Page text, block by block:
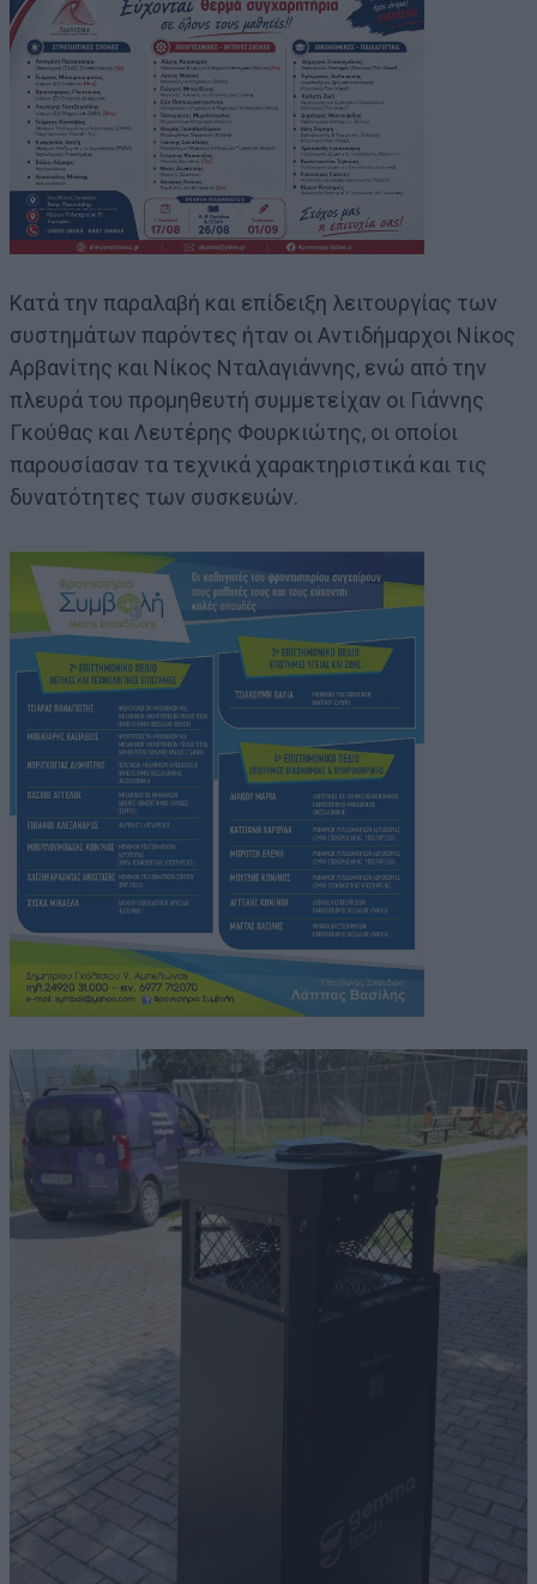
Κατά την παραλαβή και επίδειξη λειτουργίας των
συστημάτων παρόντες ήταν οι Αντιδήμαρχοι Νίκος
Αρβανίτης και Νίκος Νταλαγιάννης, ενώ από την
πλευρά του προμηθευτή συμμετείχαν οι Γιάννης
Γκούθας και Λευτέρης Φουρκιώτης, οι οποίοι
παρουσίασαν τα τεχνικά χαρακτηριστικά και τις
δυνατότητες των συσκευών.